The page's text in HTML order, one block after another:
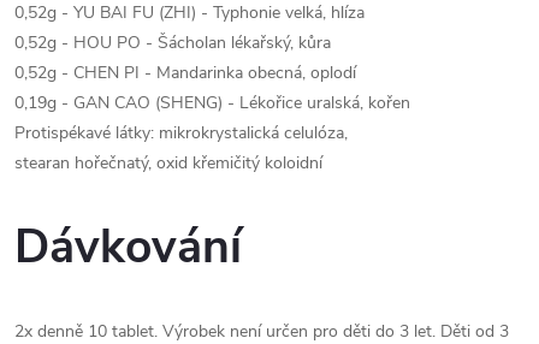
0,52g - YU BAI FU (ZHI) - Typhonie velká, hlíza
0,52g - HOU PO - Šácholan lékařský, kůra
0,52g - CHEN PI - Mandarinka obecná, oplodí
0,19g - GAN CAO (SHENG) - Lékořice uralská, kořen
Protispékavé látky: mikrokrystalická celulóza,
stearan hořečnatý, oxid křemičitý koloidní
Dávkování
2x denně 10 tablet. Výrobek není určen pro děti do 3 let. Děti od 3